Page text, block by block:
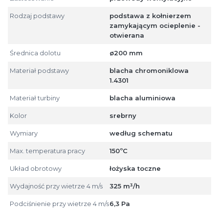
Rodzaj podstawy
podstawa z kołnierzem
zamykającym ocieplenie -
otwierana
Średnica dolotu ø200 mm
Materiał podstawy
blacha chromoniklowa
1.4301
Materiał turbiny blacha aluminiowa
Kolor srebrny
Wymiary według schematu
Max. temperatura pracy 150ºC
Układ obrotowy łożyska toczne
Wydajność przy wietrze 4 m/s 325 m³/h
Podciśnienie przy wietrze 4 m/s6,3 Pa